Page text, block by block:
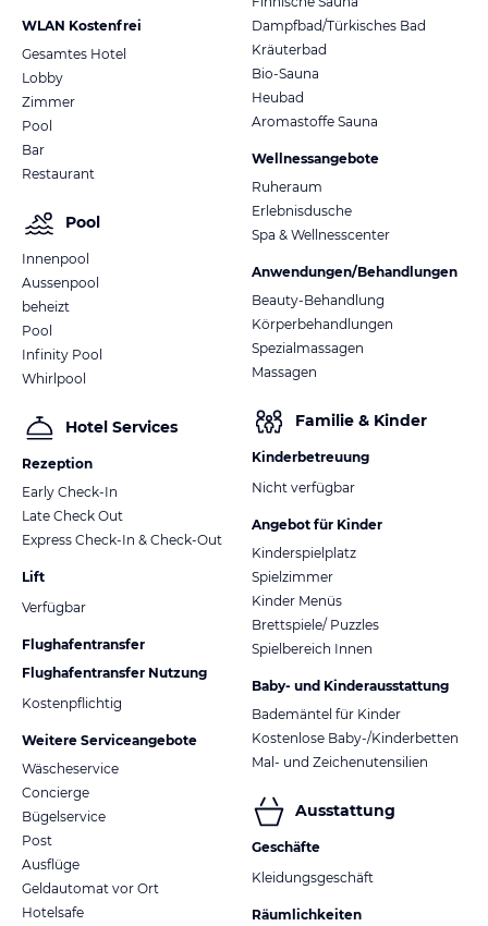
WLAN Kostenfrei
Gesamtes Hotel
Lobby
Zimmer
Pool
Bar
Restaurant
Pool
Innenpool
Aussenpool
beheizt
Pool
Infinity Pool
Whirlpool
Hotel Services
Rezeption
Early Check-In
Late Check Out
Express Check-In & Check-Out
Lift
Verfügbar
Flughafentransfer
Flughafentransfer Nutzung
Kostenpflichtig
Weitere Serviceangebote
Wäscheservice
Concierge
Bügelservice
Post
Ausflüge
Geldautomat vor Ort
Hotelsafe
Dampfbad/Türkisches Bad
Kräuterbad
Bio-Sauna
Heubad
Aromastoffe Sauna
Wellnessangebote
Ruheraum
Erlebnisdusche
Spa & Wellnesscenter
Anwendungen/Behandlungen
Beauty-Behandlung
Körperbehandlungen
Spezialmassagen
Massagen
Familie & Kinder
Kinderbetreuung
Nicht verfügbar
Angebot für Kinder
Kinderspielplatz
Spielzimmer
Kinder Menüs
Brettspiele/ Puzzles
Spielbereich Innen
Baby- und Kinderausstattung
Bademäntel für Kinder
Kostenlose Baby-/Kinderbetten
Mal- und Zeichenutensilien
Ausstattung
Geschäfte
Kleidungsgeschäft
Räumlichkeiten